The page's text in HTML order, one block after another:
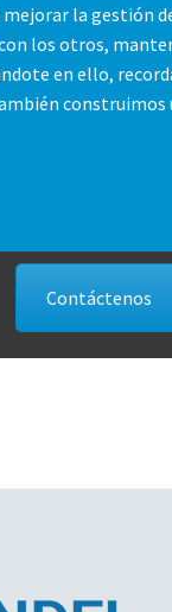
mejorar la gestión
los otros,
en ello,
construimos
Contáctenos